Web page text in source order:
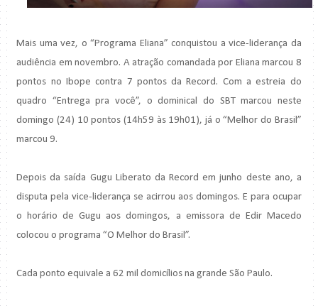
Mais uma vez, o “Programa Eliana” conquistou a vice-liderança da
audiência em novembro. A atração comandada por Eliana marcou 8
pontos no Ibope contra 7 pontos da Record. Com a estreia do
quadro “Entrega pra você”, o dominical do SBT marcou neste
domingo (24) 10 pontos (14h59 às 19h01), já o “Melhor do Brasil”
marcou 9.
Depois da saída Gugu Liberato da Record em junho deste ano, a
disputa pela vice-liderança se acirrou aos domingos. E para ocupar
o horário de Gugu aos domingos, a emissora de Edir Macedo
colocou o programa “O Melhor do Brasil”.
Cada ponto equivale a 62 mil domicílios na grande São Paulo.